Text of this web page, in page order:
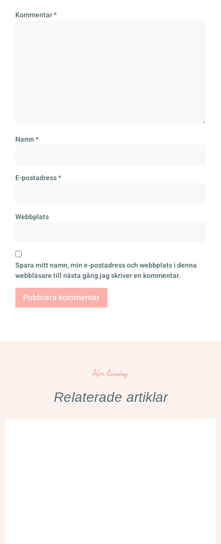
Kommentar*
Namn*
E-postadress*
Webbplats
Spara mitt namn, min e-postadress och webbplats i denna
webbläsare till nästa gång jag skriver en kommentar.
Mer läsning
Relaterade artiklar